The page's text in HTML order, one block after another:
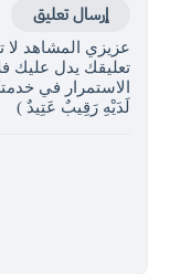
إرسال تعليق
عزيزي المشاهد لا
تعليقك يدل عليك
الاستمرار في
لَدَيْهِ رَقِيبٌ عَتِيدٌ )